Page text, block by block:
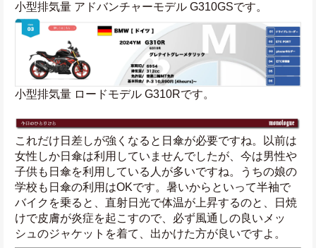
小型排気量 アドバンチャーモデル G310GSです。
小型排気量 ロードモデル G310Rです。
これだけ日差しが強くなると日傘が必要ですね。以前は
女性しか日傘は利用していませんでしたが、今は男性や
子供も日傘を利用している人が多いですね。うちの娘の
学校も日傘の利用はOKです。暑いからといって半袖で
バイクを乗ると、直射日光で体温が上昇するのと、日焼
けで皮膚が炎症を起こすので、必ず風通しの良いメッ
シュのジャケットを着て、出かけた方が良いですよ。